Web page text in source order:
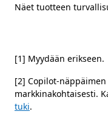
Näet tuotteen
[1] Myydään erikseen.
[2] Copilot-
markkinakohtaisesti.
tuki.